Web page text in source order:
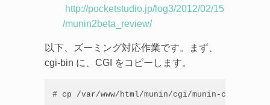
http://pocketstudio.jp/log3/2012/02/15
/munin2beta_review/
以下、ズーミング対応作業です。まず、
cgi-bin に、CGI をコピーします。
# cp /var/www/html/munin/cgi/munin-cgi-* /